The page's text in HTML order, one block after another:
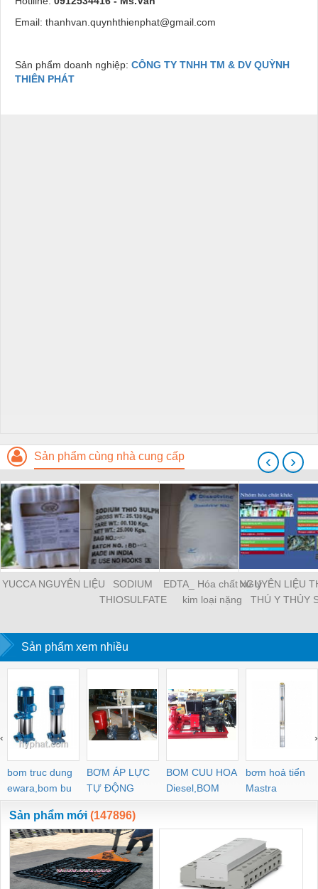
Email: thanhvan.quynhthienphat@gmail.com
Sản phẩm doanh nghiệp: CÔNG TY TNHH TM & DV QUỲNH
THIÊN PHÁT
Sản phẩm cùng nhà cung cấp
YUCCA NGUYÊN LIỆU
SODIUM
THIOSULFATE
EDTA_ Hóa chất xử lý
kim loại nặng
NGUYÊN LIỆU
THÚ Y THỦY
‹ ›
Sản phẩm xem nhiều
bom truc dung
ewara,bom bu
ewara
BƠM ÁP LỰC
TỰ ĐỘNG
BOM CUU HOA
Diesel,BOM
CHUA CHAY
bơm hoả tiển
Mastra
‹ ›
Sản phẩm mới (147896)